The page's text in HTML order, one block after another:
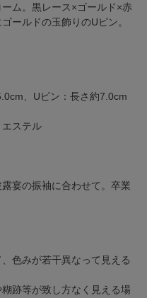
ム。黒レース×ゴールド×赤
ールドの玉飾りのUピン。
、Uピン：長さ約7.0cm
エステル
宴の振袖に合わせて。卒業
色みが若干異なって見える
跡等が致し方なく見える場